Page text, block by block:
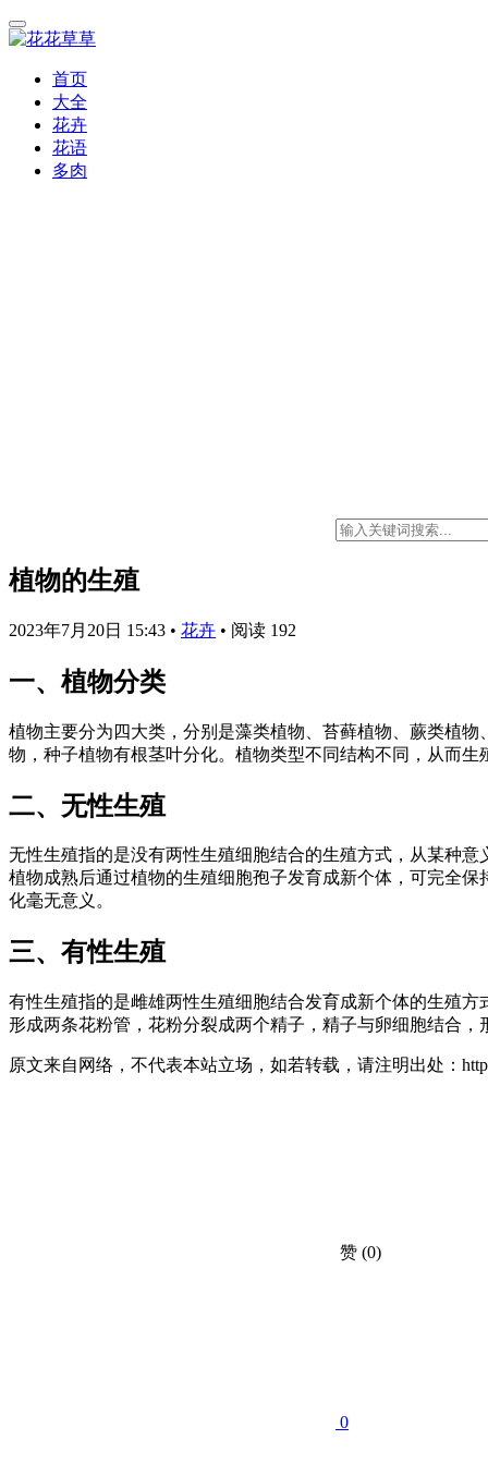
首页
大全
花卉
花语
多肉
植物的生殖
2023年7月20日 15:43 • 花卉 • 阅读 192
一、植物分类
植物主要分为四大类，分别是藻类植物、苔藓植物、蕨类植
物，种子植物有根茎叶分化。植物类型不同结构不同，从而生
二、无性生殖
无性生殖指的是没有两性生殖细胞结合的生殖方式，从某种
植物成熟后通过植物的生殖细胞孢子发育成新个体，可完全
化毫无意义。
三、有性生殖
有性生殖指的是雌雄两性生殖细胞结合发育成新个体的生殖
形成两条花粉管，花粉分裂成两个精子，精子与卵细胞结合
原文来自网络，不代表本站立场，如若转载，请注明出处：
赞 (0)
0